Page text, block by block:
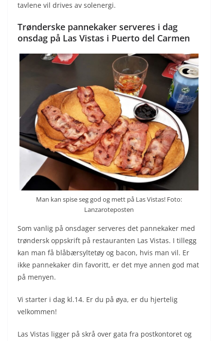
tavlene vil drives av solenergi.
Trønderske pannekaker serveres i dag
onsdag på Las Vistas i Puerto del Carmen
Man kan spise seg god og mett på Las Vistas! Foto:
Lanzaroteposten
Som vanlig på onsdager serveres det pannekaker med
trøndersk oppskrift på restauranten Las Vistas. I tillegg
kan man få blåbærsyltetøy og bacon, hvis man vil. Er
ikke pannekaker din favoritt, er det mye annen god mat
på menyen.
Vi starter i dag kl.14. Er du på øya, er du hjertelig
velkommen!
Las Vistas ligger på skrå over gata fra postkontoret og